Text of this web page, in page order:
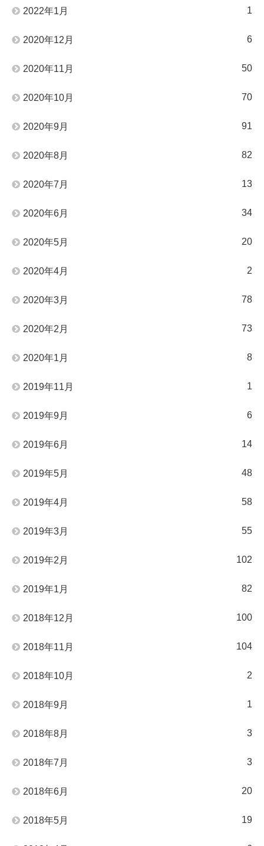
2022年1月 1
2020年12月 6
2020年11月 50
2020年10月 70
2020年9月 91
2020年8月 82
2020年7月 13
2020年6月 34
2020年5月 20
2020年4月 2
2020年3月 78
2020年2月 73
2020年1月 8
2019年11月 1
2019年9月 6
2019年6月 14
2019年5月 48
2019年4月 58
2019年3月 55
2019年2月 102
2019年1月 82
2018年12月 100
2018年11月 104
2018年10月 2
2018年9月 1
2018年8月 3
2018年7月 3
2018年6月 20
2018年5月 19